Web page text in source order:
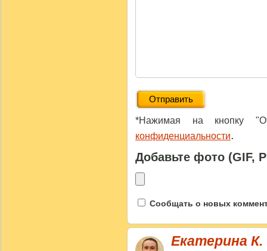
*Нажимая на кнопку
конфиденциальности.
Добавьте фото (GIF,
Сообщать о новых
Екатерина К.